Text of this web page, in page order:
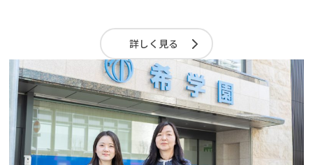
詳しく見る